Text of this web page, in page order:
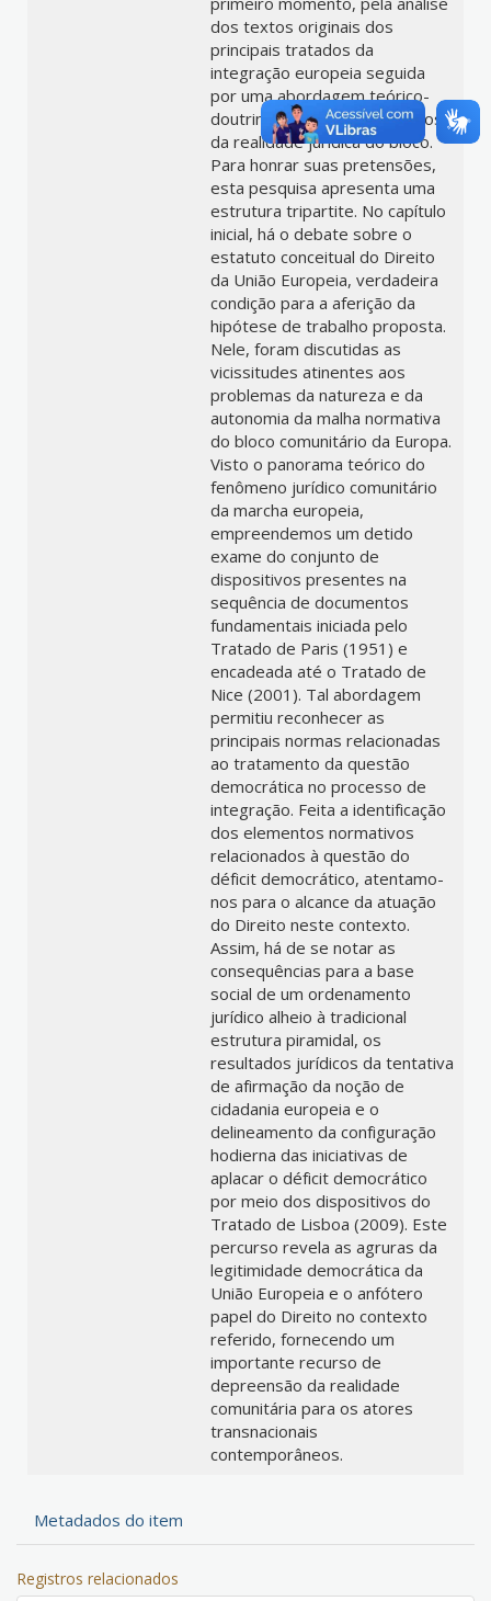
dos textos originais dos
principais tratados da
integração europeia seguida
por uma abordagem teórico-
doutrinária de alguns aspectos
da realidade jurídica do bloco.
Para honrar suas pretensões,
esta pesquisa apresenta uma
estrutura tripartite. No capítulo
inicial, há o debate sobre o
estatuto conceitual do Direito
da União Europeia, verdadeira
condição para a aferição da
hipótese de trabalho proposta.
Nele, foram discutidas as
vicissitudes atinentes aos
problemas da natureza e da
autonomia da malha normativa
do bloco comunitário da Europa.
Visto o panorama teórico do
fenômeno jurídico comunitário
da marcha europeia,
empreendemos um detido
exame do conjunto de
dispositivos presentes na
sequência de documentos
fundamentais iniciada pelo
Tratado de Paris (1951) e
encadeada até o Tratado de
Nice (2001). Tal abordagem
permitiu reconhecer as
principais normas relacionadas
ao tratamento da questão
democrática no processo de
integração. Feita a identificação
dos elementos normativos
relacionados à questão do
déficit democrático, atentamo-
nos para o alcance da atuação
do Direito neste contexto.
Assim, há de se notar as
consequências para a base
social de um ordenamento
jurídico alheio à tradicional
estrutura piramidal, os
resultados jurídicos da tentativa
de afirmação da noção de
cidadania europeia e o
delineamento da configuração
hodierna das iniciativas de
aplacar o déficit democrático
por meio dos dispositivos do
Tratado de Lisboa (2009). Este
percurso revela as agruras da
legitimidade democrática da
União Europeia e o anfótero
papel do Direito no contexto
referido, fornecendo um
importante recurso de
depreensão da realidade
comunitária para os atores
transnacionais
contemporâneos.
Metadados do item
Registros relacionados